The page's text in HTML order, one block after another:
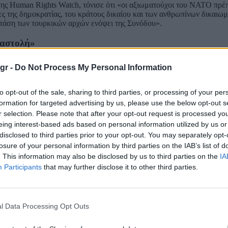
- Do Not Process My Personal Information
opt-out of the sale, sharing to third parties, or processing of your
for targeted advertising by us, please use the below opt-out
selection. Please note that after your opt-out request is processed
interest-based ads based on personal information utilized by us
to third parties prior to your opt-out. You may separately
of your personal information by third parties on the IAB’s list of
This information may also be disclosed by us to third parties on the
Participants that may further disclose it to other third parties.
Data Processing Opt Outs
Human Rights Watch, τόνισε ότι «οι αξιωματούχοι του ΝΑΤΟ
της δημοκρατίας, του κράτους δικαίου και των ανθρωπίνων
των τουρκικών αρχών ενόψει της Συνόδου».
το ΝΑΤΟ. «Η Σύνοδος δεν θα πρέπει να χρησιμοποιείται ως
τακτική βάση στις διμερείς επαφές μας», πρόσθεσε ανώτερος
σε επαφή με Τούρκους αξιωματούχους προκειμένου να
αυθαίρετες διαπιστεύσεις για τα μέσα ενημέρωσης και
έγραψε σε ανάρτησή του στα μέσα κοινωνικής δικτύωσης ο
βράδια», πρόσθεσε, αφήνοντας αιχμές κατά του γενικού
Ελευθερίας του Τύπου των Δημοσιογράφων Χωρίς Σύνορα
δημοσιογράφων στην Ευρώπη, μετά το Αζερμπαϊτζάν και τη